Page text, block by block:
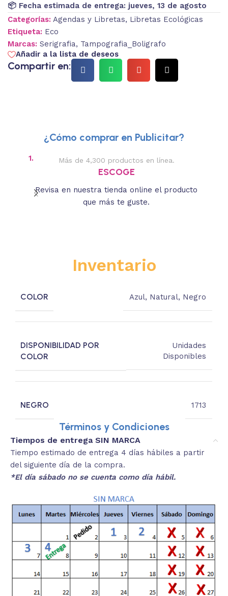
📦 Fecha estimada de entrega: jueves, 13 de agosto
Categorías: Agendas y Libretas, Libretas Ecológicas
Etiqueta: Eco
Marcas: Serigrafia, Tampografia_Boligrafo
Añadir a la lista de deseos
Compartir en:
¿Cómo comprar en Publicitar?
1. Más de 4,300 productos en línea.
ESCOGE
Revisa en nuestra tienda online el producto
que más te guste.
Inventario
COLOR Azul, Natural, Negro
DISPONIBILIDAD POR
COLOR
Unidades
Disponibles
NEGRO 1713
Términos y Condiciones
Tiempos de entrega SIN MARCA
Tiempo estimado de entrega 4 días hábiles a partir
del siguiente día de la compra.
*El día sábado no se cuenta como día hábil.